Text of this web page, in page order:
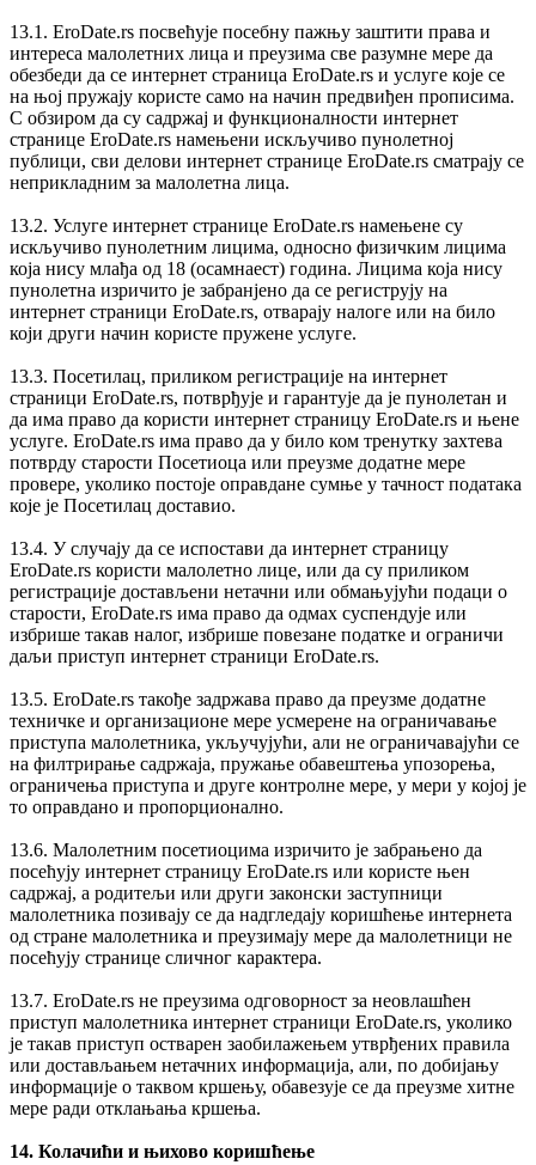
13.1. EroDate.rs посвећује посебну пажњу заштити права и
интереса малолетних лица и преузима све разумне мере да
обезбеди да се интернет страница EroDate.rs и услуге које се
на њој пружају користе само на начин предвиђен прописима.
С обзиром да су садржај и функционалности интернет
странице EroDate.rs намењени искључиво пунолетној
публици, сви делови интернет странице EroDate.rs сматрају се
неприкладним за малолетна лица.
13.2. Услуге интернет странице EroDate.rs намењене су
искључиво пунолетним лицима, односно физичким лицима
која нису млађа од 18 (осамнаест) година. Лицима која нису
пунолетна изричито је забранjeно да се региструју на
интернет страници EroDate.rs, отварају налоге или на било
који други начин користе пружене услуге.
13.3. Посетилац, приликом регистрације на интернет
страници EroDate.rs, потврђује и гарантује да је пунолетан и
да има право да користи интернет страницу EroDate.rs и њене
услуге. EroDate.rs има право да у било ком тренутку захтева
потврду старости Посетиоца или преузме додатне мере
провере, уколико постоје оправдане сумње у тачност података
које је Посетилац доставио.
13.4. У случају да се испостави да интернет страницу
EroDate.rs користи малолетно лице, или да су приликом
регистрације достављени нетачни или обмањујући подаци о
старости, EroDate.rs има право да одмах суспендује или
избрише такав налог, избрише повезане податке и ограничи
даљи приступ интернет страници EroDate.rs.
13.5. EroDate.rs такође задржава право да преузме додатне
техничке и организационе мере усмерене на ограничавање
приступа малолетника, укључујући, али не ограничавајући се
на филтрирање садржаја, пружање обавештења упозорења,
ограничења приступа и друге контролне мере, у мери у којој је
то оправдано и пропорционално.
13.6. Малолетним посетиоцима изричито је забрањено да
посећују интернет страницу EroDate.rs или користе њен
садржај, а родитељи или други законски заступници
малолетника позивају се да надгледају коришћење интернета
од стране малолетника и преузимају мере да малолетници не
посећују странице сличног карактера.
13.7. EroDate.rs не преузима одговорност за неовлашћен
приступ малолетника интернет страници EroDate.rs, уколико
је такав приступ остварен заобилажењем утврђених правила
или достављањем нетачних информација, али, по добијању
информације о таквом кршењу, обавезује се да преузме хитне
мере ради отклањања кршења.
14. Колачићи и њихово коришћење